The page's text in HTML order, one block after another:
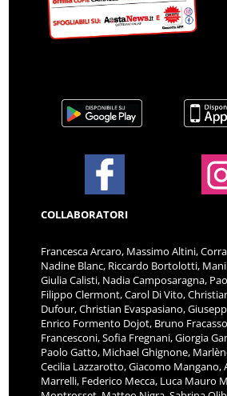
COLLABORATORI
Francesca Arcaro, Massimo Altini,
Nadine Blanc, Riccardo Bortolotti,
Giulia Calisti, Nadia Camposaragna,
Filippo Clermont, Carol Di Vito,
Dufour, Christian Evaspasiano,
Enrico Formento Dojot, Bruno
Francesconi, Sofia Fregnani, Giorgia
Paolo Gatto, Michael Ghignone,
Cecilia Lazzarotto, Giacomo Mangano,
Marrelli, Federico Mecca, Luca Mauro